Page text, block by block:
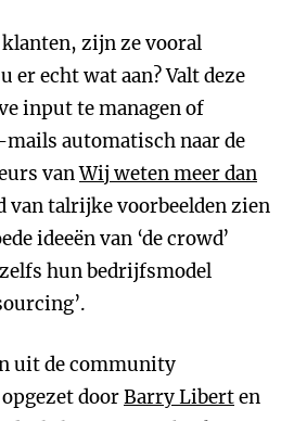
klanten, zijn ze vooral
er echt wat aan? Valt deze
input te managen of
automatisch naar de
vanWij weten meer dan
van talrijke voorbeelden zien
ideeën van ‘de crowd’
hun bedrijfsmodel
uit de community
doorBarry Liberten